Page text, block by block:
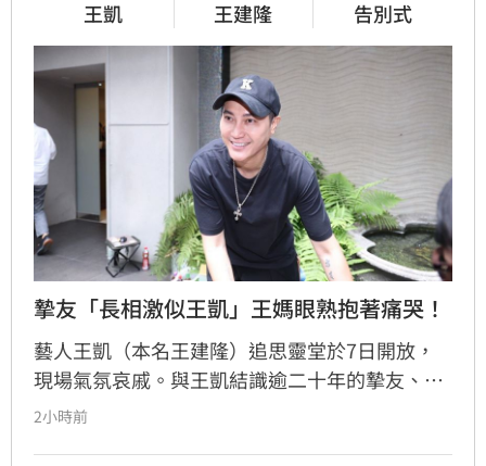
王凱 王建隆 告別式
摯友「長相激似王凱」王媽眼熟抱著痛哭！
藝人王凱（本名王建隆）追思靈堂於7日開放，
現場氣氛哀戚。與王凱結識逾二十年的摯友、邱
瓈寬特助Jeff現身協助打點後事。由於兩人外貌
2小時前